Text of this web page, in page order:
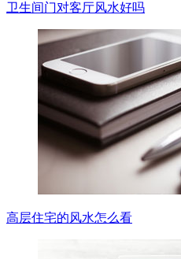
卫生间门对客厅风水好吗
高层住宅的风水怎么看